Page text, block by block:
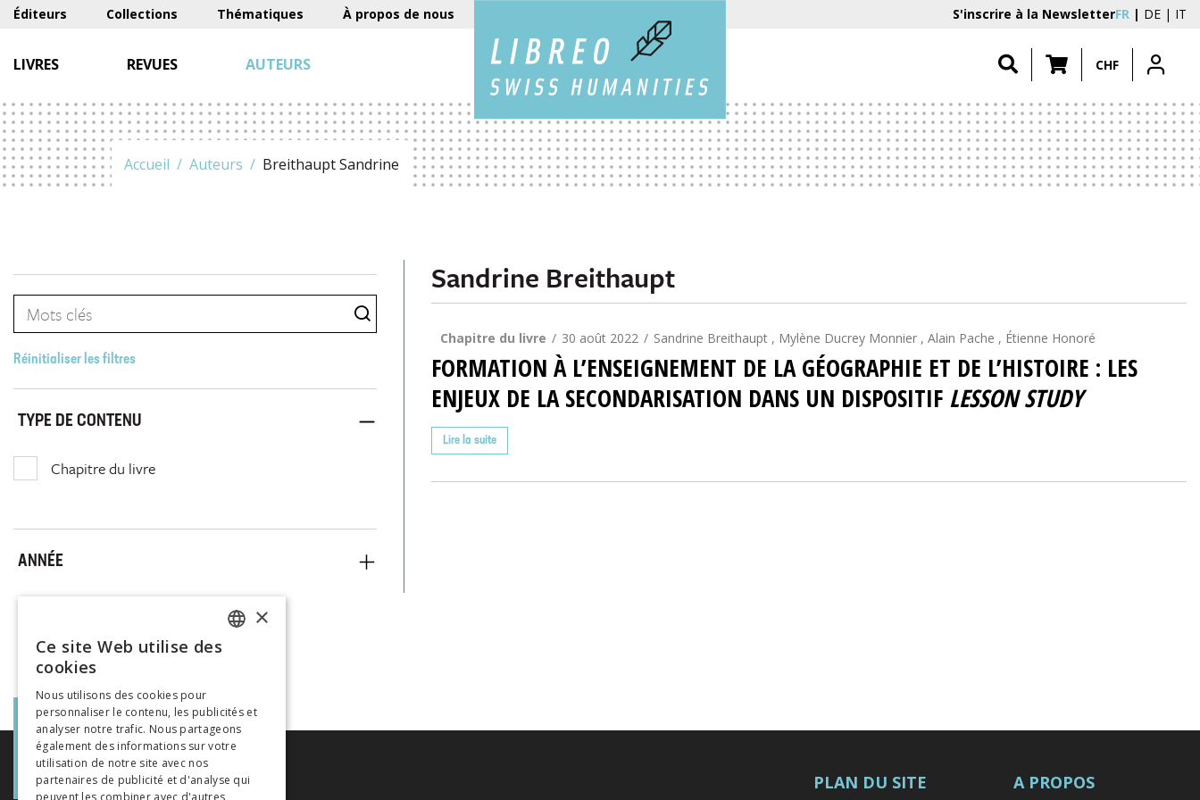
Éditeurs Collections Thématiques À propos de nous S'inscrire à la NewsletterFR DE IT
LIVRES REVUES AUTEURS CHF
Accueil Auteurs Breithaupt Sandrine
Réinitialiser les filtres
TYPE DE CONTENU
Chapitre du livre
ANNÉE
Sandrine Breithaupt
Chapitre du livre 30 août 2022 Sandrine Breithaupt , Mylène Ducrey Monnier , Alain Pache , Étienne Honoré
FORMATION À L’ENSEIGNEMENT DE LA GÉOGRAPHIE ET DE L’HISTOIRE : LES
ENJEUX DE LA SECONDARISATION DANS UN DISPOSITIF LESSON STUDY
Lire la suite
PLAN DU SITE A PROPOS
ITALIAN
×
Ce site Web utilise des
cookies
Nous utilisons des cookies pour
personnaliser le contenu, les publicités et
analyser notre trafic. Nous partageons
également des informations sur votre
utilisation de notre site avec nos
partenaires de publicité et d'analyse qui
peuvent les combiner avec d'autres